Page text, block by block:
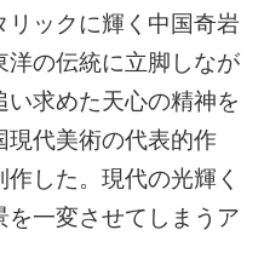
リックに輝く中国奇岩
洋の伝統に立脚しなが
い求めた天心の精神を
現代美術の代表的作
した。現代の光輝く
一変させてしまうア